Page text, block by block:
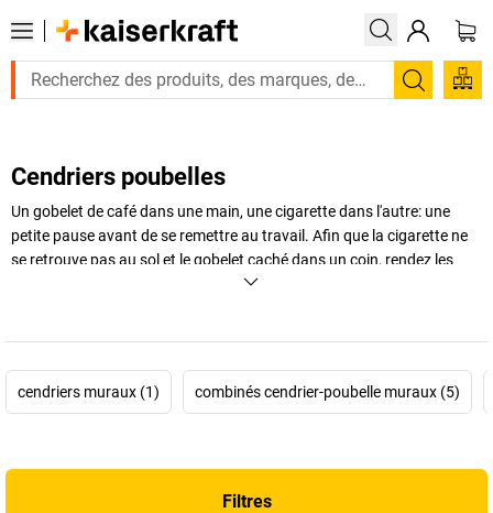
Cendriers poubelles
Un gobelet de café dans une main, une cigarette dans l'autre: une
petite pause avant de se remettre au travail. Afin que la cigarette ne
se retrouve pas au sol et le gobelet caché dans un coin, rendez les
choses plus pratiques avec un cendrier poubelle ou un cendrier de
cendriers muraux (1) combinés cendrier-poubelle muraux (5)
Filtres